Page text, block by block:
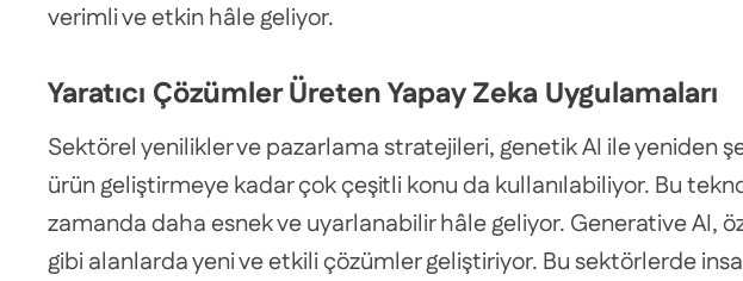
verimli ve etkin hâle geliyor.
Yaratıcı Çözümler Üreten Yapay Zeka Uygulamaları
Sektörel yenilikler ve pazarlama stratejileri, genetik AI ile yeniden
ürün geliştirmeye kadar çok çeşitli konu da kullanılabiliyor. Bu
zamanda daha esnek ve uyarlanabilir hâle geliyor. Generative AI,
gibi alanlarda yeni ve etkili çözümler geliştiriyor. Bu sektörlerde